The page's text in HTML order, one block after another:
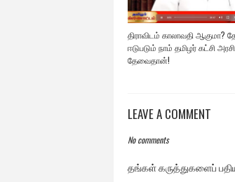
திராவிடம் காலாவதி ஆகுமா?
ஈடுபடும் நாம் தமிழர் கட்சி
தேவைதான்!
LEAVE A COMMENT
No comments
தங்கள் கருத்துகளைப்